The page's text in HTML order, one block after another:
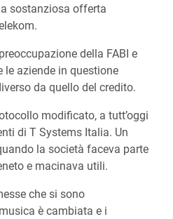
sostanziosa offerta
della FABI e
le aziende in questione
da quello del credito.
modificato, a tutt’oggi
di T Systems Italia. Un
la società faceva parte
e macinava utili.
che si sono
è cambiata e i